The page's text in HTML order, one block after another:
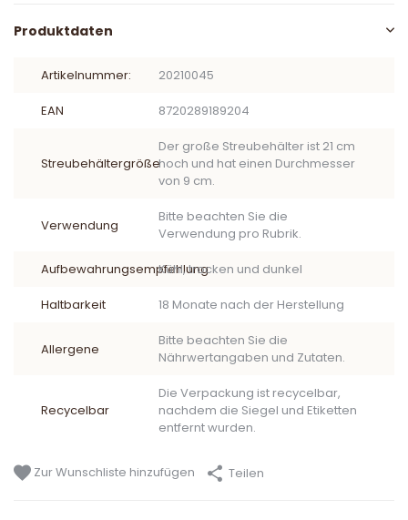
Produktdaten
Artikelnummer: 20210045
EAN 8720289189204
Streubehältergröße
Der große Streubehälter ist 21 cm
hoch und hat einen Durchmesser
von 9 cm.
Verwendung
Bitte beachten Sie die
Verwendung pro Rubrik.
AufbewahrungsempfehlungKühl, trocken und dunkel
Haltbarkeit 18 Monate nach der Herstellung
Allergene
Bitte beachten Sie die
Nährwertangaben und Zutaten.
Recycelbar
Die Verpackung ist recycelbar,
nachdem die Siegel und Etiketten
entfernt wurden.
Zur Wunschliste hinzufügen Teilen